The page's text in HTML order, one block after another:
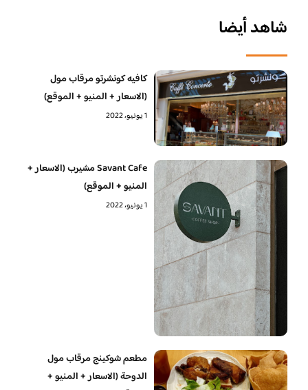
شاهد أيضا
كافيه كونشرتو مرقاب مول
(الاسعار + المنيو + الموقع)
1 يونيو، 2022
Savant Cafe مشيرب (الاسعار +
المنيو + الموقع)
1 يونيو، 2022
مطعم شوكينج مرقاب مول
الدوحة (الاسعار + المنيو +